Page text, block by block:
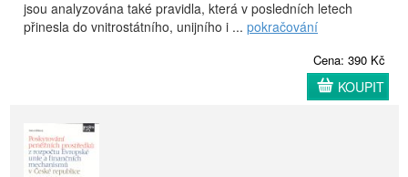
jsou analyzována také pravidla, která v posledních letech
přinesla do vnitrostátního, unijního i ... pokračování
Cena: 390 Kč
KOUPIT